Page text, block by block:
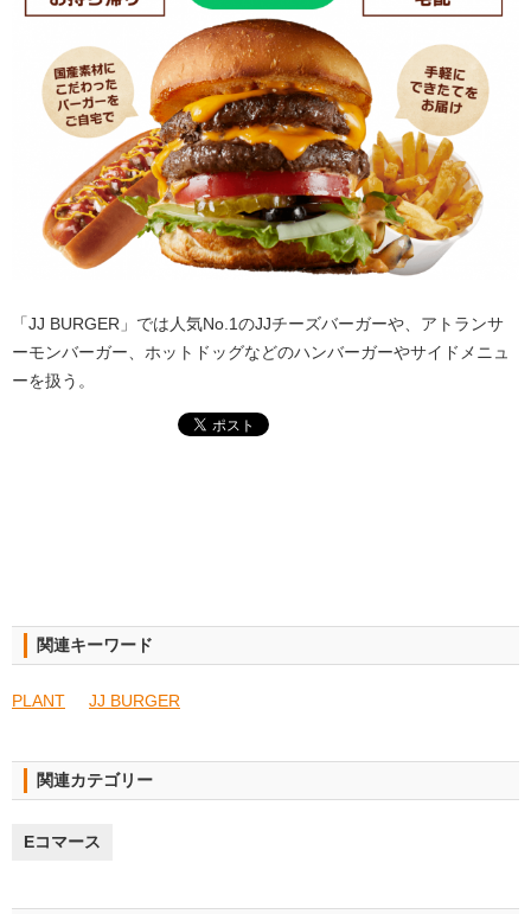
「JJ BURGER」では人気No.1のJJチーズバーガーや、アトランサ
ーモンバーガー、ホットドッグなどのハンバーガーやサイドメニュ
ーを扱う。
関連キーワード
PLANT JJ BURGER
関連カテゴリー
Eコマース